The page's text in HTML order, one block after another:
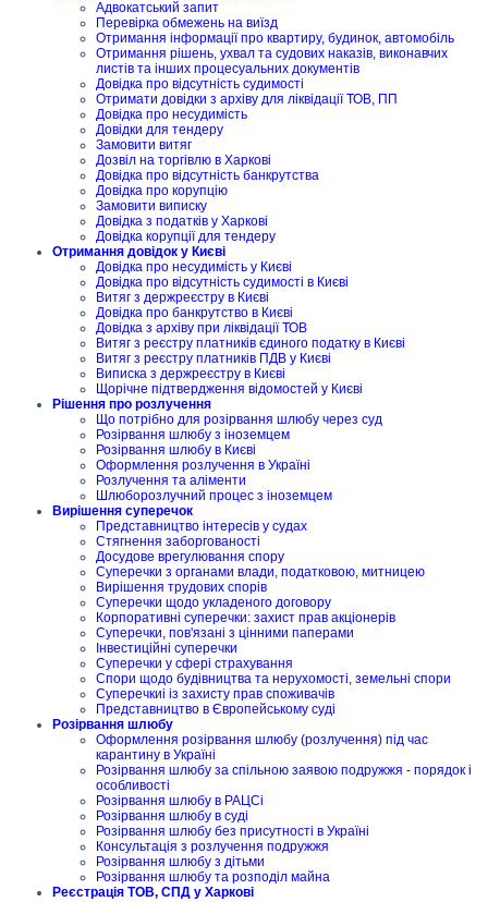
Адвокатський запит
Перевірка обмежень на виїзд
Отримання інформації про квартиру, будинок, автомобіль
Отримання рішень, ухвал та судових наказів, виконавчих
листів та інших процесуальних документів
Довідка про відсутність судимості
Отримати довідки з архіву для ліквідації ТОВ, ПП
Довідка про несудимість
Довідки для тендеру
Замовити витяг
Дозвіл на торгівлю в Харкові
Довідка про відсутність банкрутства
Довідка про корупцію
Замовити виписку
Довідка з податків у Харкові
Довідка корупції для тендеру
Отримання довідок у Києві
Довідка про несудимість у Києві
Довідка про відсутність судимості в Києві
Витяг з держреєстру в Києві
Довідка про банкрутство в Києві
Довідка з архіву при ліквідації ТОВ
Витяг з реєстру платників єдиного податку в Києві
Витяг з реєстру платників ПДВ у Києві
Виписка з держреєстру в Києві
Щорічне підтвердження відомостей у Києві
Рішення про розлучення
Що потрібно для розірвання шлюбу через суд
Розірвання шлюбу з іноземцем
Розірвання шлюбу в Києві
Оформлення розлучення в Україні
Розлучення та аліменти
Шлюборозлучний процес з іноземцем
Вирішення суперечок
Представництво інтересів у судах
Стягнення заборгованості
Досудове врегулювання спору
Суперечки з органами влади, податковою, митницею
Вирішення трудових спорів
Суперечки щодо укладеного договору
Корпоративні суперечки: захист прав акціонерів
Суперечки, пов'язані з цінними паперами
Інвестиційні суперечки
Суперечки у сфері страхування
Спори щодо будівництва та нерухомості, земельні спори
Суперечкиі із захисту прав споживачів
Представництво в Європейському суді
Розірвання шлюбу
Оформлення розірвання шлюбу (розлучення) під час
карантину в Україні
Розірвання шлюбу за спільною заявою подружжя - порядок і
особливості
Розірвання шлюбу в РАЦСі
Розірвання шлюбу в суді
Розірвання шлюбу без присутності в Україні
Консультація з розлучення подружжя
Розірвання шлюбу з дітьми
Розірвання шлюбу та розподіл майна
Реєстрація ТОВ, СПД у Харкові